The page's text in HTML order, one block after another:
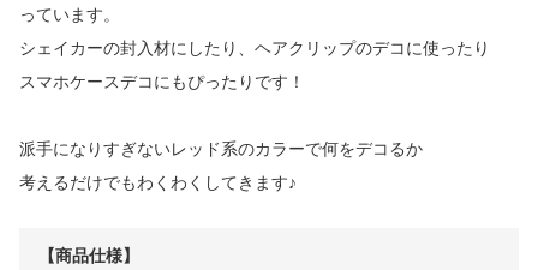
っています。
シェイカーの封入材にしたり、ヘアクリップのデコに使ったり
スマホケースデコにもぴったりです！
派手になりすぎないレッド系のカラーで何をデコるか
考えるだけでもわくわくしてきます♪
【商品仕様】